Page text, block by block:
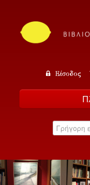
Είσοδος
Κατάλογος
Εκδηλώσεις